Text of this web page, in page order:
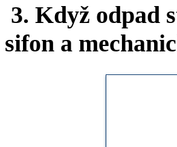
3. Když odpad
sifon a